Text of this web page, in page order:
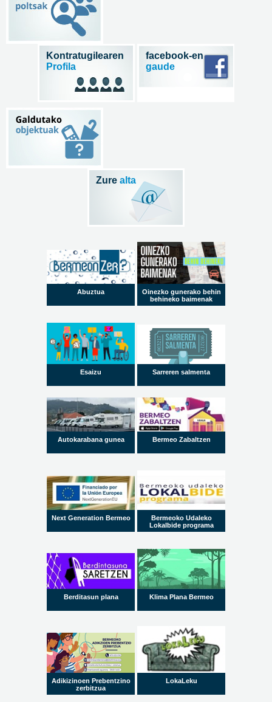
Abuztua
Oinezko gunerako behin
behineko baimenak
Esaizu Sarreren salmenta
Autokarabana gunea Bermeo Zabaltzen
Next Generation Bermeo
Bermeoko Udaleko
Lokalbide programa
Berditasun plana Klima Plana Bermeo
Adikizinoen Prebentzino
zerbitzua
LokaLeku
Kontratugilearen
Profila
facebook-en
gaude
Zure alta